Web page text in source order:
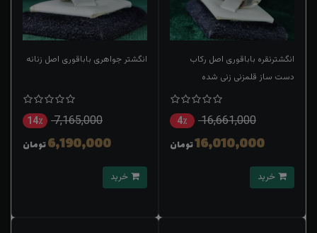
انگشترنقره باباقوری اصل رکاب
دست ساز قلمزنی زنی شده
16,661,000 4٪
16,010,000تومان
انگشتر جواهری باباقوری اصل زنانه
7,165,000 14٪
6,190,000تومان